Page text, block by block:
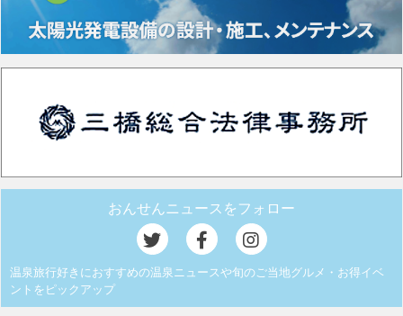
おんせんニュースをフォロー
温泉旅行好きにおすすめの温泉ニュースや旬のご当地グルメ・お得イベ
ントをピックアップ